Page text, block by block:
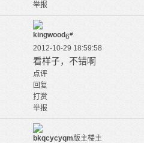
举报
kingwood6#
2012-10-29 18:59:58
看样子，不错啊
点评
回复
打赏
举报
bkqcycyqm版主楼主